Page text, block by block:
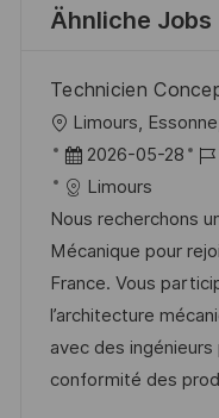
Ähnliche Jobs
Technicien
O
r
t
Limours,
D
a
t
u
m
d
e
r
2026-05-28
J
b
-
I
D
Limours
Nous recherchons
Mécanique pour
France. Vous
l’architecture
avec des
conformité des